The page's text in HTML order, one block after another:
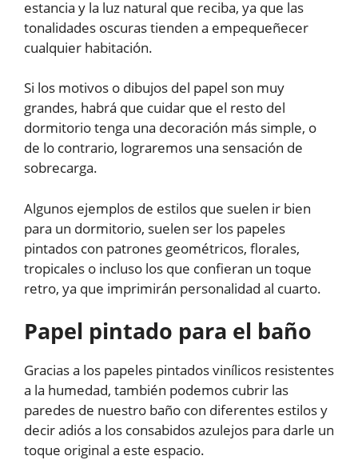
estancia y la luz natural que reciba, ya que las
tonalidades oscuras tienden a empequeñecer
cualquier habitación.
Si los motivos o dibujos del papel son muy
grandes, habrá que cuidar que el resto del
dormitorio tenga una decoración más simple, o
de lo contrario, lograremos una sensación de
sobrecarga.
Algunos ejemplos de estilos que suelen ir bien
para un dormitorio, suelen ser los papeles
pintados con patrones geométricos, florales,
tropicales o incluso los que confieran un toque
retro, ya que imprimirán personalidad al cuarto.
Papel pintado para el baño
Gracias a los papeles pintados vinílicos resistentes
a la humedad, también podemos cubrir las
paredes de nuestro baño con diferentes estilos y
decir adiós a los consabidos azulejos para darle un
toque original a este espacio.